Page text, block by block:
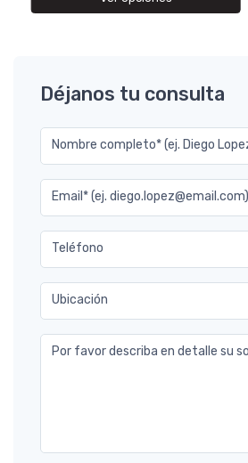
Déjanos tu consulta
Nombre completo* (ej. Diego
Email* (ej. diego.lopez@email.com)
Teléfono
Ubicación
Por favor describa en detalle su